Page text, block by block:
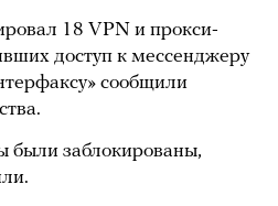
18 VPN и прокси-
доступ к мессенджеру
сообщили
были заблокированы,